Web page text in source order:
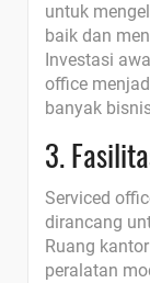
untuk
baik dan
Investasi
office
banyak
3.
Serviced
dirancang
Ruang
peralatan